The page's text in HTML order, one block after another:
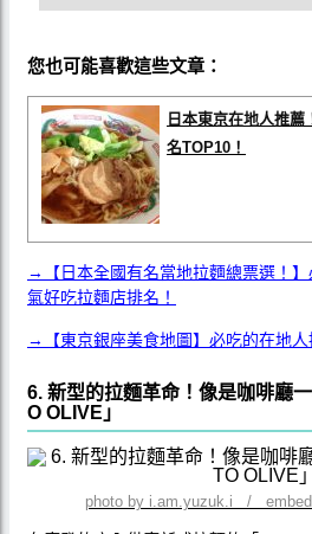
您也可能喜歡這些文章：
日本東京在地人推
名TOP10！
→【日本全國有名當地拉麵總票選！
氣好吃拉麵店排名！
→【東京銀座美食地圖】必吃的在地人
6. 新型的拉麵革命！像是咖啡廳
O OLIVE」
photo by i.am.yuzuk.i /